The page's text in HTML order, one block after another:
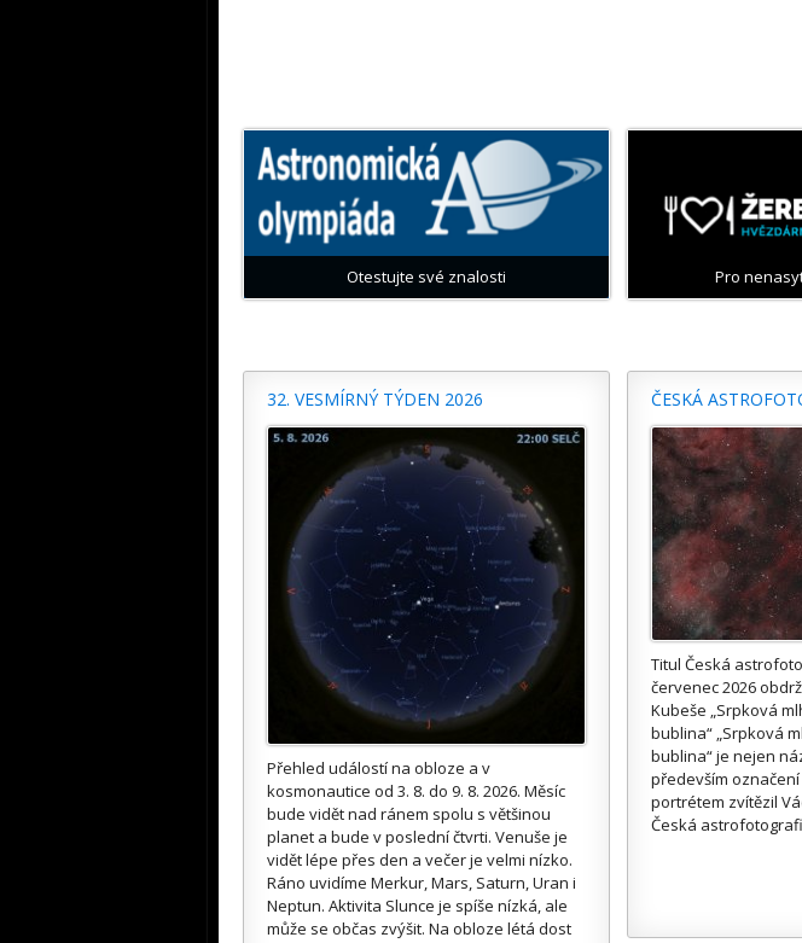
Otestujte své znalosti Pro
32. VESMÍRNÝ TÝDEN 2026
Přehled událostí na obloze a v
kosmonautice od 3. 8. do 9. 8. 2026. Měsíc
bude vidět nad ránem spolu s většinou
planet a bude v poslední čtvrti. Venuše je
vidět lépe přes den a večer je velmi nízko.
Ráno uvidíme Merkur, Mars, Saturn, Uran i
Neptun. Aktivita Slunce je spíše nízká, ale
může se občas zvýšit. Na obloze létá dost
ČESKÁ
Titul Česká
červenec 2026
Kubeše „Srpková
bublina“ „Srpková
bublina“ je nejen
především
portrétem zvítězil
Česká